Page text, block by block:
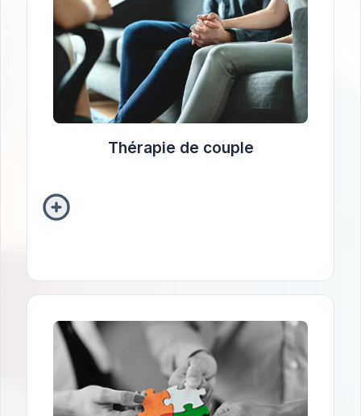
Thérapie de couple
favoriser la résolution de conflits,
l’amélioration de la communication et la
reconstruction d’une base relationnelle solide
pour les couples en difficulté ou en situation
de crise.
Thérapie familliale
Cette approche clinique se concentre sur
l’analyse des interactions, des rôles et des
schémas relationnels au sein de la famille
pour comprendre et résoudre les défis